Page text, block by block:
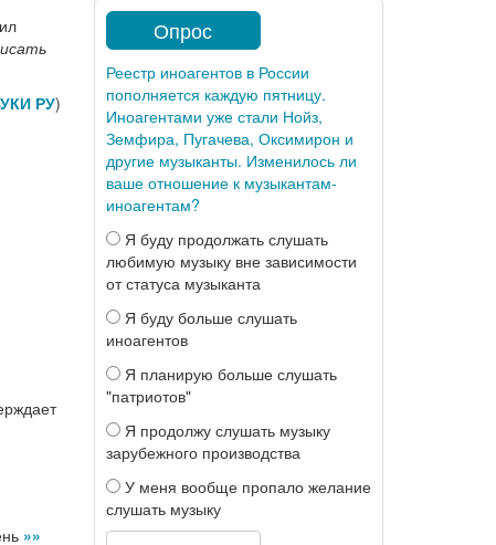
РУ)
»»
Опрос
Реестр иноагентов в России
пополняется каждую пятницу.
Иноагентами уже стали Нойз,
Земфира, Пугачева, Оксимирон и
другие музыканты. Изменилось ли
ваше отношение к музыкантам-
иноагентам?
Я буду продолжать слушать
любимую музыку вне зависимости
от статуса музыканта
Я буду больше слушать
иноагентов
Я планирую больше слушать
"патриотов"
Я продолжу слушать музыку
зарубежного производства
У меня вообще пропало желание
слушать музыку